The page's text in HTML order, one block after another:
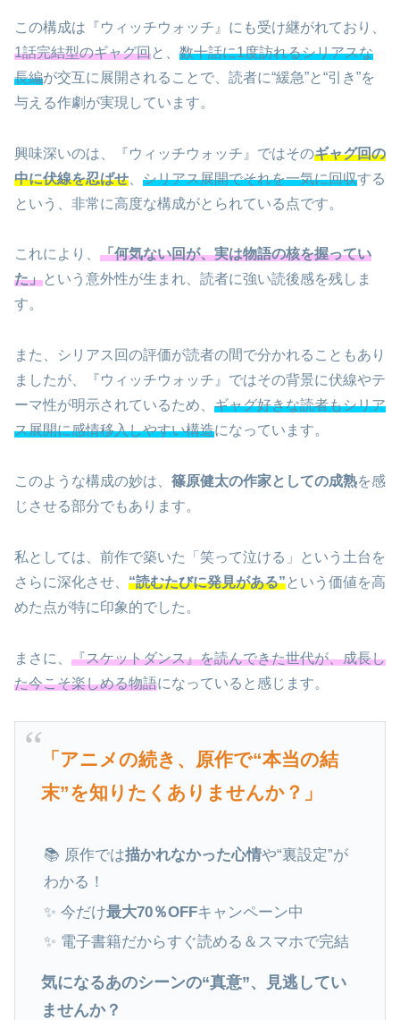
この構成は『ウィッチウォッチ』にも受け継がれており、
1話完結型のギャグ回と、 数十話に1度訪れるシリアスな
長編が交互に展開されることで、読者に“緩急”と“引き”を
与える作劇が実現しています。
興味深いのは、『ウィッチウォッチ』ではそのギャグ回の
中に伏線を忍ばせ
シリアス展開でそれを一気に回収する
という、非常に高度な構成がとられている点です。
これにより、 「何気ない回が、実は物語の核を握ってい
た」という意外性が生まれ、読者に強い読後感を残しま
す。
また、シリアス回の評価が読者の間で分かれることもあり
ましたが、『ウィッチウォッチ』ではその背景に伏線やテ
ーマ性が明示されているため、 ギャグ好きな読者もシリア
ス展開に感情移入しやすい構造になっています。
このような構成の妙は、 篠原健太の作家としての成熟を感
じさせる部分でもあります。
私としては、前作で築いた「笑って泣ける」という土台を
さらに深化させ、 “読むたびに発見がある”という価値を高
めた点が特に印象的でした。
まさに、 『スケットダンス』を読んできた世代が、成長し
た今こそ楽しめる物語になっていると感じます。
「アニメの続き、原作で“本当の結
末”を知りたくありませんか？」
📚 原作では描かれなかった心情や“裏設定”が
わかる！
✨ 今だけ最大70％OFFキャンペーン中
✨ 電子書籍だからすぐ読める＆スマホで完結
気になるあのシーンの“真意”、見逃してい
ませんか？